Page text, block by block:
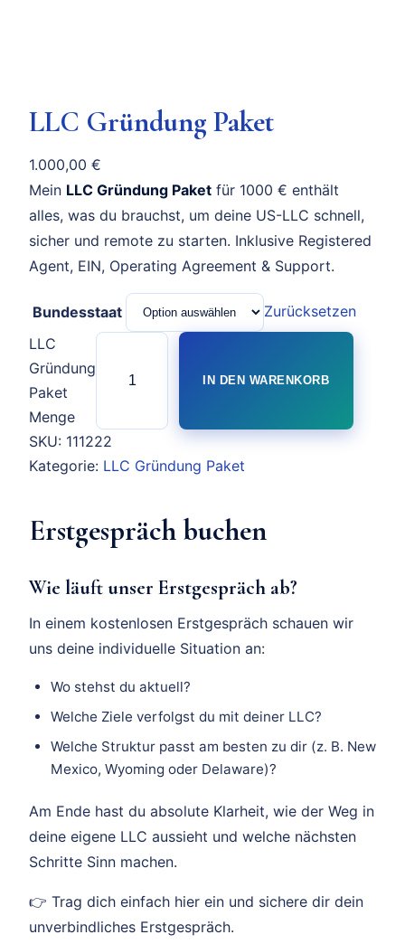
LLC Gründung Paket
1.000,00 €
Mein LLC Gründung Paket für 1000 € enthält
alles, was du brauchst, um deine US-LLC schnell,
sicher und remote zu starten. Inklusive Registered
Agent, EIN, Operating Agreement & Support.
Bundesstaat
Zurücksetzen
LLC
Gründung
Paket
Menge
IN DEN WARENKORB
SKU: 111222
Kategorie: LLC Gründung Paket
Erstgespräch buchen
Wie läuft unser Erstgespräch ab?
In einem kostenlosen Erstgespräch schauen wir
uns deine individuelle Situation an:
Wo stehst du aktuell?
Welche Ziele verfolgst du mit deiner LLC?
Welche Struktur passt am besten zu dir (z. B. New
Mexico, Wyoming oder Delaware)?
Am Ende hast du absolute Klarheit, wie der Weg in
deine eigene LLC aussieht und welche nächsten
Schritte Sinn machen.
👉 Trag dich einfach hier ein und sichere dir dein
unverbindliches Erstgespräch.